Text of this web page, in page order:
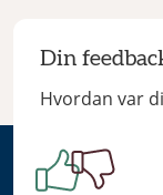
Din
Hvordan var